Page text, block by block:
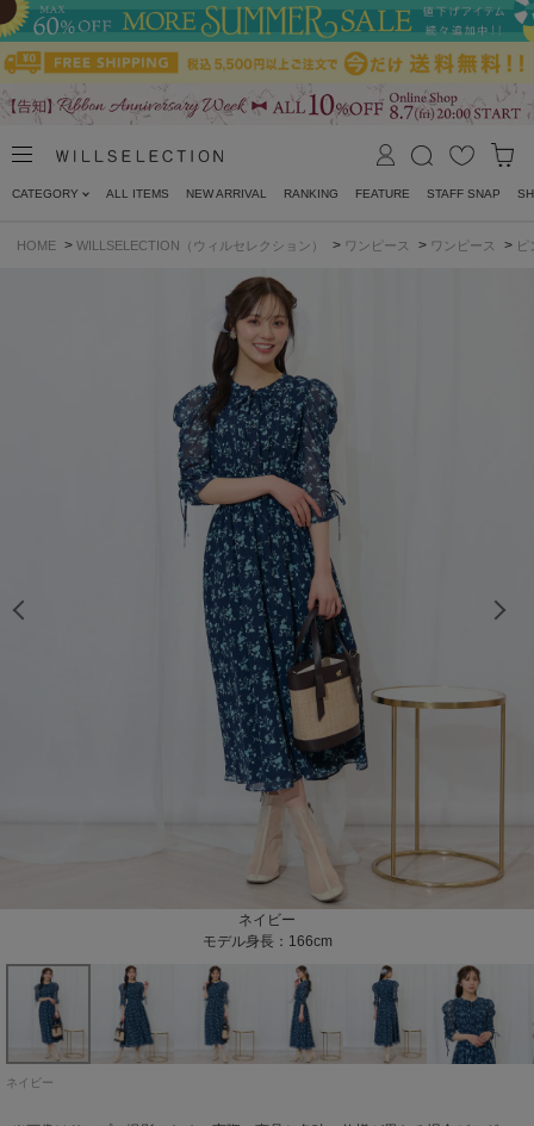
CATEGORY ALL ITEMS NEW ARRIVAL RANKING FEATURE STAFF SNAP
HOME > WILLSELECTION（ウィルセレクション） > ワンピース > ワンピース > ピ
ネイビー
モデル身長：166cm
モデル身長：166cm
モデル身長：166cm
モデル身長：166cm
モデル身長：166cm
モデル身長：166cm
モデル身長：166cm
モデル身長：165cm 着用カラー：ピンク
モデル身長：165cm 着用カラー：ピンク
モデル身長：166cm 着用カラー：ブルー
モデル身長：166cm 着用カラー：ネイビー
ネイビー